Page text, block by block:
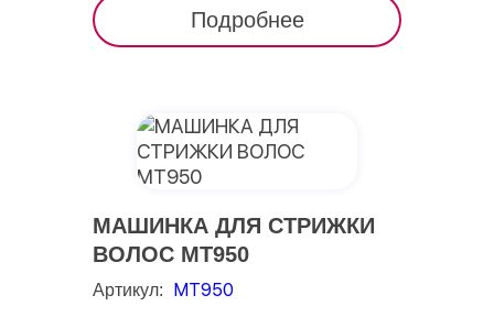
Подробнее
МАШИНКА ДЛЯ СТРИЖКИ
ВОЛОС MT950
Артикул: MT950